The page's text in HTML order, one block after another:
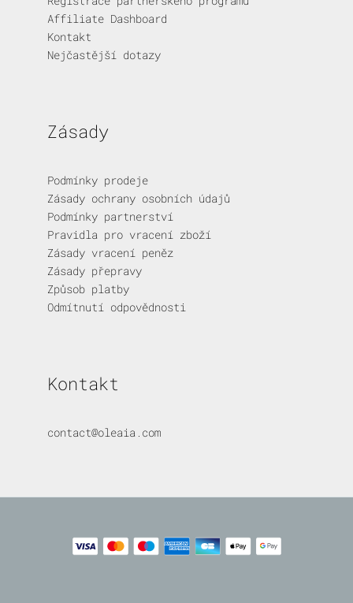
Affiliate Dashboard
Kontakt
Nejčastější dotazy
Zásady
Podmínky prodeje
Zásady ochrany osobních údajů
Podmínky partnerství
Pravidla pro vracení zboží
Zásady vracení peněz
Zásady přepravy
Způsob platby
Odmítnutí odpovědnosti
Kontakt
contact@oleaia.com